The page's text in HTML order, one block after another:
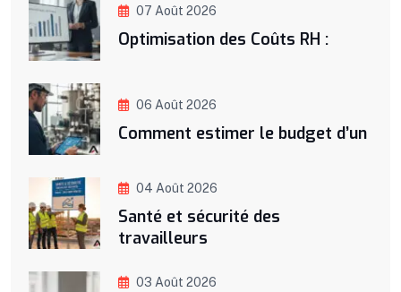
07 Août 2026
Optimisation des Coûts RH :
06 Août 2026
Comment estimer le budget d’un
04 Août 2026
Santé et sécurité des
travailleurs
03 Août 2026